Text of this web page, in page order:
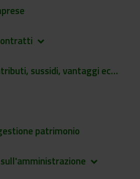
keyboard_arrow_down
Sovvenzioni, contributi, sussidi, vantaggi economici
patrimonio
keyboard_arrow_down